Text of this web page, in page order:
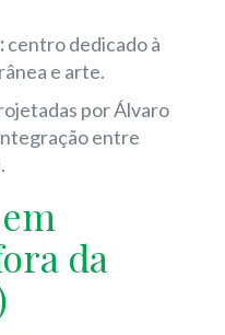
centro dedicado à
e arte.
por Álvaro
entre
da